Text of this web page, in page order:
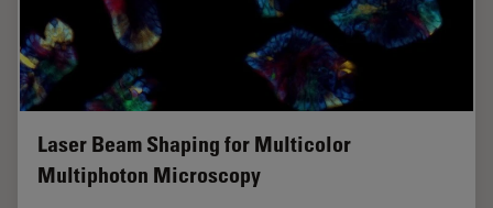
Laser Beam Shaping for Multicolor
Multiphoton Microscopy